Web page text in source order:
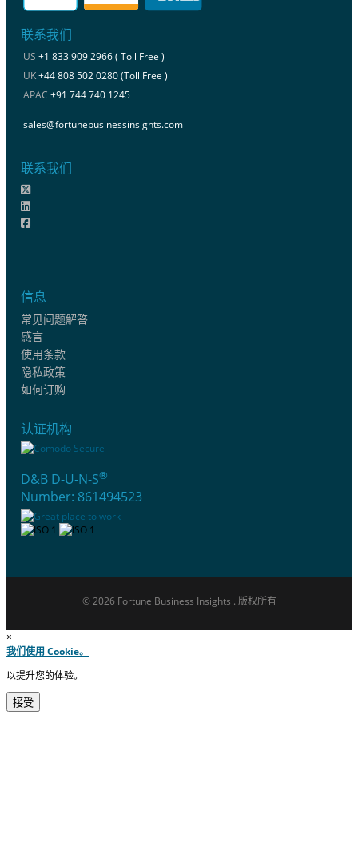
联系我们
US +1 833 909 2966 ( Toll Free )
UK+44 808 502 0280 (Toll Free )
APAC +91 744 740 1245
sales@fortunebusinessinsights.com
联系我们
信息
常见问题解答
感言
使用条款
隐私政策
如何订购
认证机构
D&B D-U-N-S®
Number: 861494523
© 2026 Fortune Business Insights . 版权所有
×
我们使用 Cookie。
以提升您的体验。
接受